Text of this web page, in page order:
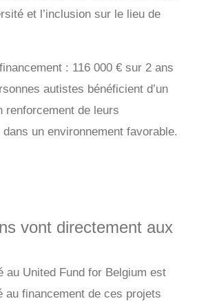
et l’inclusion sur le lieu de
: 116 000 € sur 2 ans
autistes bénéficient d’un
renforcement de leurs
un environnement favorable.
vont directement aux
au United Fund for Belgium est
au financement de ces projets